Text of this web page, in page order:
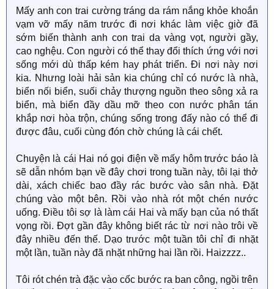
Mấy anh con trai cường tráng da rám nắng khỏe khoắn
vạm vỡ mấy năm trước đi nơi khác làm việc giờ đã
sớm biến thành anh con trai da vàng vọt, người gầy,
cao nghệu. Con người có thể thay đổi thích ứng với nơi
sống mới dù thấp kém hay phát triển. Đi nơi này nơi
kia. Nhưng loài hải sản kia chúng chỉ có nước là nhà,
biển nối biển, suối chảy thượng nguồn theo sông xả ra
biển, mà biển đầy dầu mỡ theo con nước phân tán
khắp nơi hòa trộn, chúng sống trong đấy nào có thể đi
được đâu, cuối cùng đón chờ chúng là cái chết.
Chuyện là cái Hai nó gọi điện về mấy hôm trước báo là
sẽ dẫn nhóm bạn về đây chơi trong tuần này, tôi lại thở
dài, xách chiếc bao đầy rác bước vào sân nhà. Đặt
chúng vào một bên. Rồi vào nhà rót một chén nước
uống. Điều tôi sợ là làm cái Hai và mấy bạn của nó thất
vọng rồi. Đợt gần đây không biết rác từ nơi nào trôi về
đây nhiều đến thế. Dạo trước một tuần tôi chỉ đi nhặt
một lần, tuần này đã nhặt những hai lần rồi. Haizzzz..
Tôi rót chén trà đặc vào cốc bước ra ban công, ngồi trên